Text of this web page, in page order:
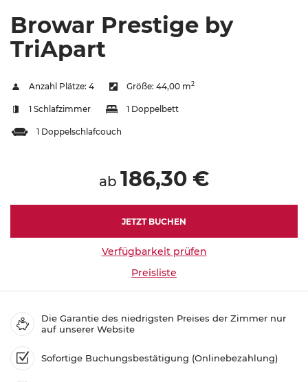
Browar Prestige by
TriApart
Anzahl Plätze: 4 Größe: 44,00 m2
1 Schlafzimmer 1 Doppelbett
1 Doppelschlafcouch
ab 186,30 €
JETZT BUCHEN
Verfügbarkeit prüfen
Preisliste
Die Garantie des niedrigsten Preises der Zimmer nur
auf unserer Website
Sofortige Buchungsbestätigung (Onlinebezahlung)